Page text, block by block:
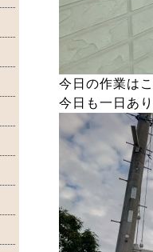
今日の作業は
今日も一日あ